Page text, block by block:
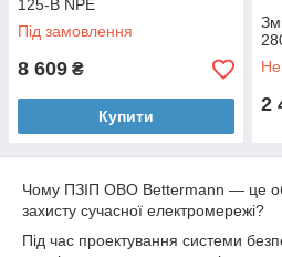
125-B NPE
Під замовлення
8 609 ₴
Купити
2
Чому ПЗІП OBO Bettermann — це
захисту сучасної електромережі?
Під час проектування системи